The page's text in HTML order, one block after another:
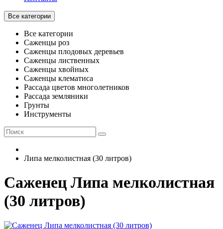
Все категории
Все категории
Саженцы роз
Саженцы плодовых деревьев
Саженцы лиственных
Саженцы хвойных
Саженцы клематиса
Рассада цветов многолетников
Рассада земляники
Грунты
Инструменты
Липа мелколистная (30 литров)
Саженец Липа мелколистная
(30 литров)